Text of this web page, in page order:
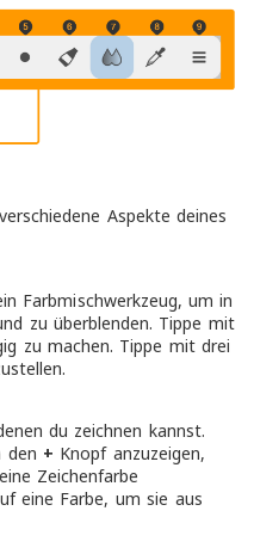
Aspekte deines
Farbmischwerkzeug, um in
zu überblenden. Tippe mit
zu machen. Tippe mit drei
du zeichnen kannst.
den + Knopf anzuzeigen,
Zeichenfarbe
eine Farbe, um sie aus